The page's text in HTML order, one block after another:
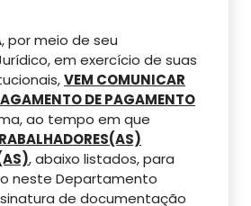
, por meio de seu
em exercício de suas
VEM COMUNICAR
DE PAGAMENTO
ao tempo em que
, abaixo listados, para
neste Departamento
de documentação